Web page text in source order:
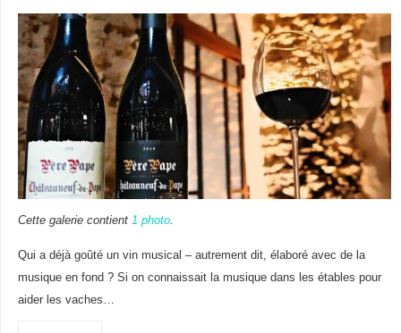
Cette galerie contient 1 photo.
Qui a déjà goûté un vin musical – autrement dit, élaboré avec de la
musique en fond ? Si on connaissait la musique dans les étables pour
aider les vaches…